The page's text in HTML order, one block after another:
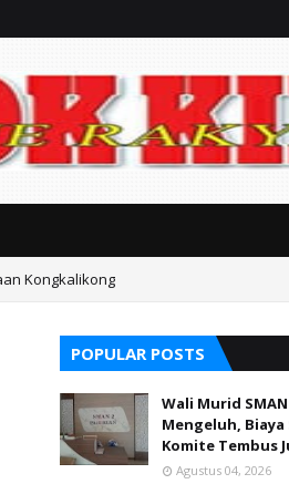
Kongkalikong
POPULAR POSTS
Wali Murid
Mengeluh,
Komite Tembus
Agustus 04, 2026